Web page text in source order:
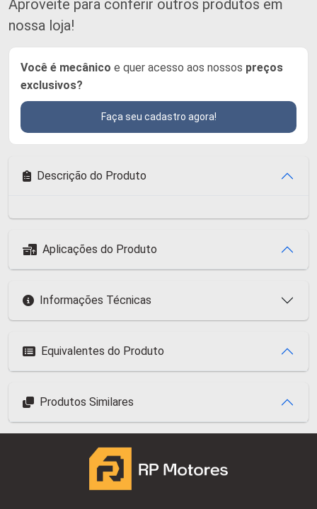
Aproveite para conferir outros produtos em
nossa loja!
Você é mecânico e quer acesso aos nossos preços
exclusivos?
Faça seu cadastro agora!
Descrição do Produto
Aplicações do Produto
Informações Técnicas
Equivalentes do Produto
Produtos Similares